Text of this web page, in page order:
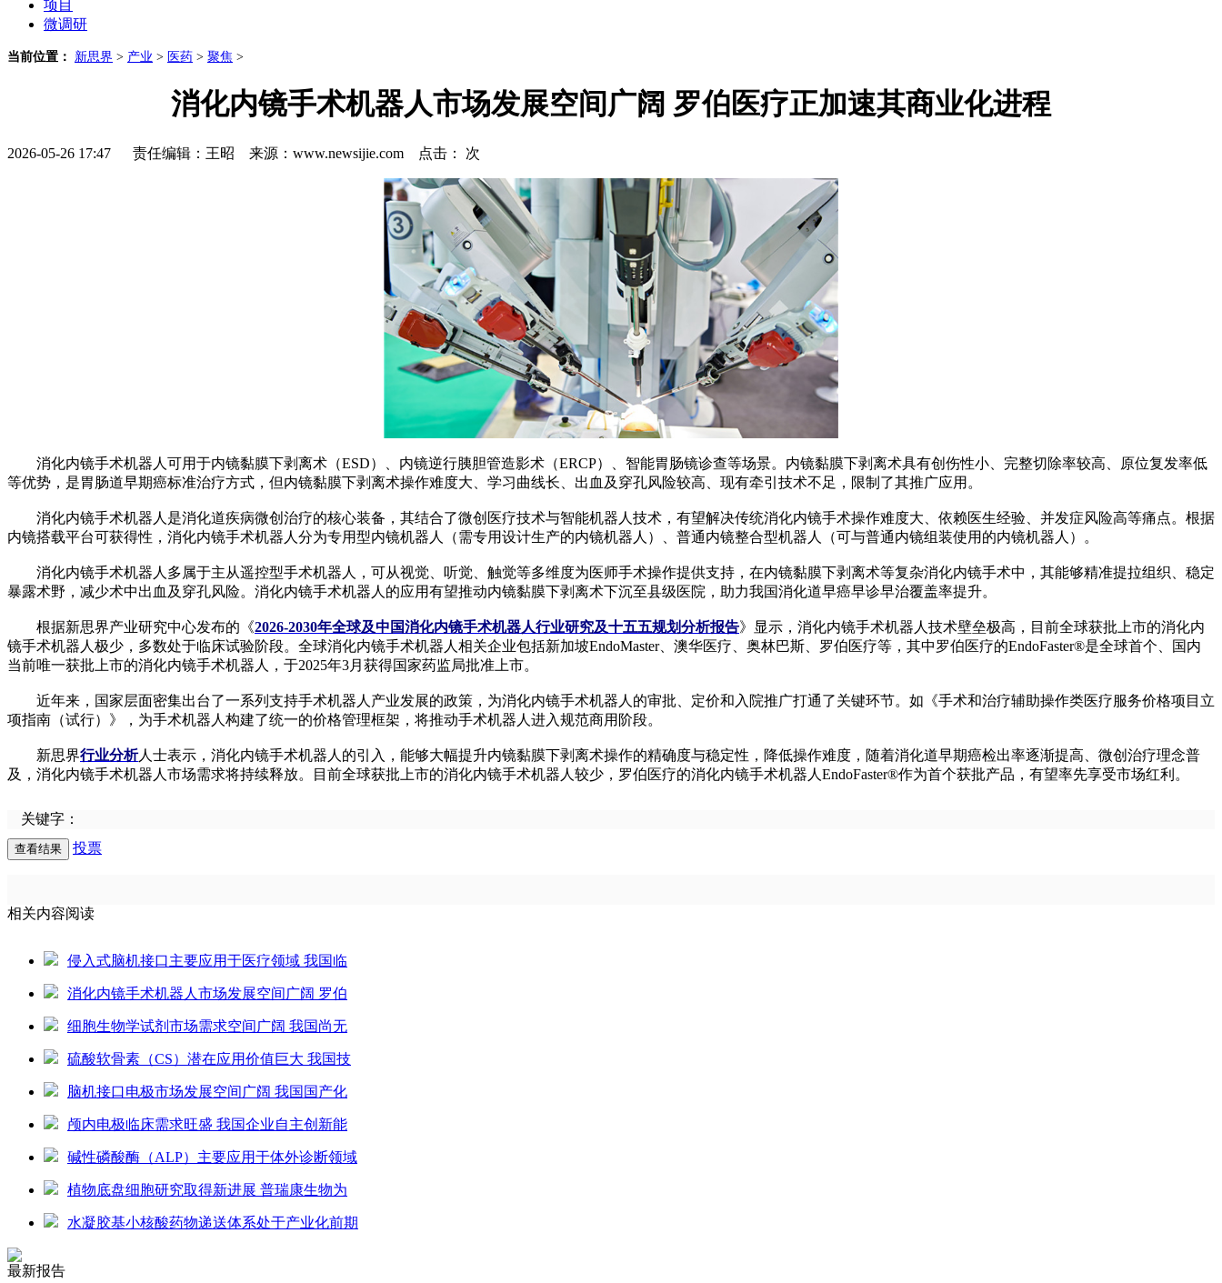
项目
微调研
当前位置： 新思界 > 产业 > 医药 > 聚焦 >
消化内镜手术机器人市场发展空间广阔 罗伯医疗正加速其商业化进程
2026-05-26 17:47 责任编辑：王昭 来源：www.newsijie.com 点击： 次
消化内镜手术机器人可用于内镜黏膜下剥离术（ESD）、内镜逆行胰胆管造影术（ERCP）、智能胃肠镜诊查等场景。内镜黏膜下剥离术具有创伤性小、完整切除率较高、原位复发率低
等优势，是胃肠道早期癌标准治疗方式，但内镜黏膜下剥离术操作难度大、学习曲线长、出血及穿孔风险较高、现有牵引技术不足，限制了其推广应用。
消化内镜手术机器人是消化道疾病微创治疗的核心装备，其结合了微创医疗技术与智能机器人技术，有望解决传统消化内镜手术操作难度大、依赖医生经验、并发症风险高等痛点。根据
内镜搭载平台可获得性，消化内镜手术机器人分为专用型内镜机器人（需专用设计生产的内镜机器人）、普通内镜整合型机器人（可与普通内镜组装使用的内镜机器人）。
消化内镜手术机器人多属于主从遥控型手术机器人，可从视觉、听觉、触觉等多维度为医师手术操作提供支持，在内镜黏膜下剥离术等复杂消化内镜手术中，其能够精准提拉组织、稳定
暴露术野，减少术中出血及穿孔风险。消化内镜手术机器人的应用有望推动内镜黏膜下剥离术下沉至县级医院，助力我国消化道早癌早诊早治覆盖率提升。
根据新思界产业研究中心发布的《2026-2030年全球及中国消化内镜手术机器人行业研究及十五五规划分析报告》显示，消化内镜手术机器人技术壁垒极高，目前全球获批上市的消化内
镜手术机器人极少，多数处于临床试验阶段。全球消化内镜手术机器人相关企业包括新加坡EndoMaster、澳华医疗、奥林巴斯、罗伯医疗等，其中罗伯医疗的EndoFaster®是全球首个、国内
当前唯一获批上市的消化内镜手术机器人，于2025年3月获得国家药监局批准上市。
近年来，国家层面密集出台了一系列支持手术机器人产业发展的政策，为消化内镜手术机器人的审批、定价和入院推广打通了关键环节。如《手术和治疗辅助操作类医疗服务价格项目立
项指南（试行）》，为手术机器人构建了统一的价格管理框架，将推动手术机器人进入规范商用阶段。
新思界行业分析人士表示，消化内镜手术机器人的引入，能够大幅提升内镜黏膜下剥离术操作的精确度与稳定性，降低操作难度，随着消化道早期癌检出率逐渐提高、微创治疗理念普
及，消化内镜手术机器人市场需求将持续释放。目前全球获批上市的消化内镜手术机器人较少，罗伯医疗的消化内镜手术机器人EndoFaster®作为首个获批产品，有望率先享受市场红利。
关键字：
投票
相关内容阅读
侵入式脑机接口主要应用于医疗领域 我国临
消化内镜手术机器人市场发展空间广阔 罗伯
细胞生物学试剂市场需求空间广阔 我国尚无
硫酸软骨素（CS）潜在应用价值巨大 我国技
脑机接口电极市场发展空间广阔 我国国产化
颅内电极临床需求旺盛 我国企业自主创新能
碱性磷酸酶（ALP）主要应用于体外诊断领域
植物底盘细胞研究取得新进展 普瑞康生物为
水凝胶基小核酸药物递送体系处于产业化前期
最新报告